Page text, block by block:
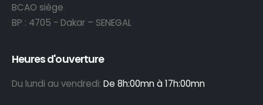
BCAO siège
BP : 4705 - Dakar – SENEGAL
Heures d'ouverture
Du lundi au vendredi: De 8h:00mn à 17h:00mn